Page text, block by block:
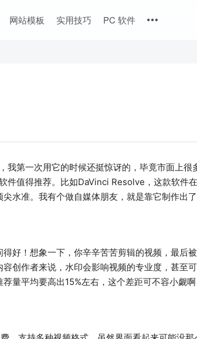
网站模板 实用技巧 PC 软件
我第一次用它的时候还挺惊讶的，毕竟市面上很
件值得推荐。比如DaVinci Resolve，这款软件
水准。我有个做自媒体朋友，就是靠它制作出了
好！想象一下，你辛辛苦苦剪辑的视频，最后
创作者来说，水印会影响视频的专业度，甚至
量平均要高出15%左右，这个差距可不容小觑啊